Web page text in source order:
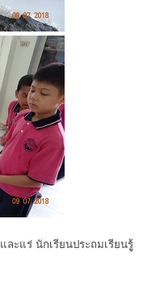
ะแร่ นักเรียนประถมเรียนรูู้